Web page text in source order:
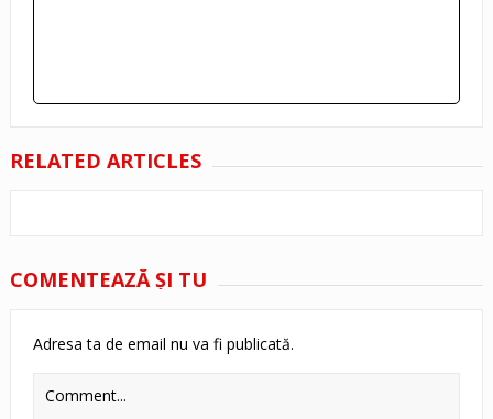
RELATED ARTICLES
COMENTEAZĂ ŞI TU
Adresa ta de email nu va fi publicată.